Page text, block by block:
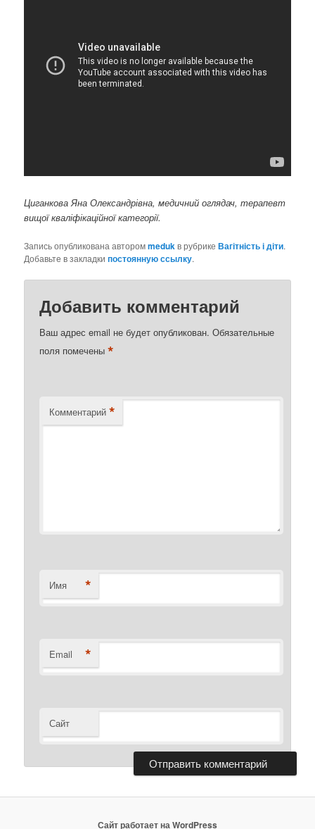
Циганкова Яна Олександрівна, медичний оглядач, терапевт
вищої кваліфікаційної категорії.
Запись опубликована авторомmedukв рубрикеВагітність і діти.
Добавьте в закладкипостоянную ссылку.
Добавить комментарий
Ваш адрес email не будет опубликован. Обязательные
поля помечены*
Комментарий *
Имя *
Email *
Сайт
Сайт работает на WordPress